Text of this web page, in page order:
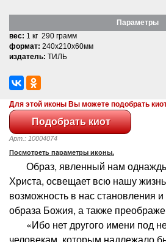
Параметры
вес: 1 кг 290 грамм
формат: 240x210x60мм
издатель: ТИЛЬ
Для этой иконы Вы можете подобрать
Арт.: 10004074
Посмотреть параметры иконы.
Образ, явленный нам
Христа, освещает всю нашу
возможность в нас становления
образа Божия, а также
«Ибо нет другого имени под
человекам, которым надлежало